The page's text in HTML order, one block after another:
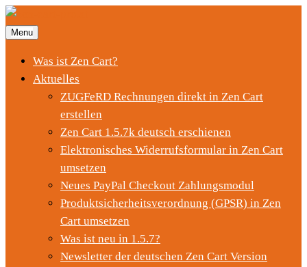
Menu
Was ist Zen Cart?
Aktuelles
ZUGFeRD Rechnungen direkt in Zen Cart
erstellen
Zen Cart 1.5.7k deutsch erschienen
Elektronisches Widerrufsformular in Zen Cart
umsetzen
Neues PayPal Checkout Zahlungsmodul
Produktsicherheitsverordnung (GPSR) in Zen
Cart umsetzen
Was ist neu in 1.5.7?
Newsletter der deutschen Zen Cart Version